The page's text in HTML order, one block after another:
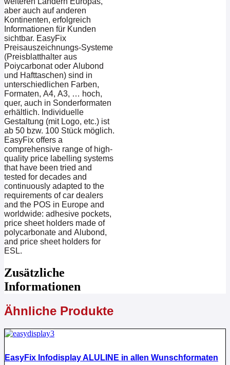
aber auch auf anderen
Kontinenten, erfolgreich
Informationen für Kunden
sichtbar. EasyFix
Preisauszeichnungs-Systeme
(Preisblatthalter aus
Poiycarbonat oder Alubond
und Hafttaschen) sind in
unterschiedlichen Farben,
Formaten, A4, A3, … hoch,
quer, auch in Sonderformaten
erhältlich. Individuelle
Gestaltung (mit Logo, etc.) ist
ab 50 bzw. 100 Stück möglich.
EasyFix offers a
comprehensive range of high-
quality price labelling systems
that have been tried and
tested for decades and
continuously adapted to the
requirements of car dealers
and the POS in Europe and
worldwide: adhesive pockets,
price sheet holders made of
polycarbonate and Alubond,
and price sheet holders for
ESL.
Zusätzliche
Informationen
Ähnliche Produkte
EasyFix Infodisplay ALULINE in allen Wunschformaten